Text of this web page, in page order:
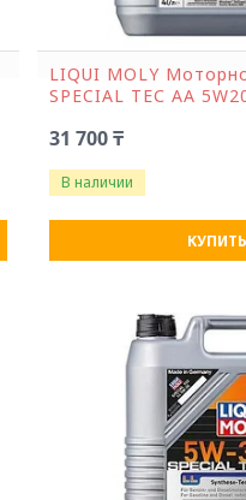
LIQUI MOLY
SPECIAL ТЕС AA
31 700 ₸
В наличии
КУПИТЬ